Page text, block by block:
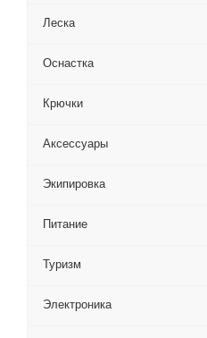
Леска
Оснастка
Крючки
Аксессуары
Экипировка
Питание
Туризм
Электроника